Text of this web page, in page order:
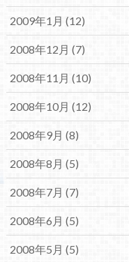
2009年1月 (12)
2008年12月 (7)
2008年11月 (10)
2008年10月 (12)
2008年9月 (8)
2008年8月 (5)
2008年7月 (7)
2008年6月 (5)
2008年5月 (5)